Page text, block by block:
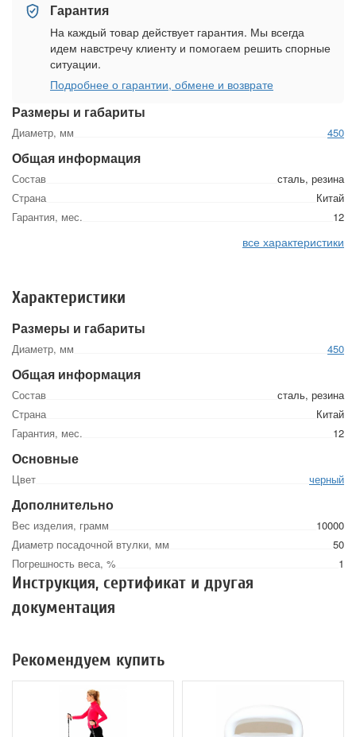
Размеры и габариты
Диаметр, мм 450
Общая информация
Состав
сталь, резина
Страна
Китай
Гарантия, мес.
12
все характеристики
Гарантия
На каждый товар действует гарантия. Мы всегда
идем навстречу клиенту и помогаем решить спорные
ситуации.
Подробнее о гарантии, обмене и возврате
Характеристики
Размеры и габариты
Диаметр, мм 450
Общая информация
Состав
сталь, резина
Страна
Китай
Гарантия, мес.
12
Основные
Цвет черный
Дополнительно
Вес изделия, грамм
10000
Диаметр посадочной втулки, мм
50
Погрешность веса, %
1
Инструкция, сертификат и другая
документация
Рекомендуем купить